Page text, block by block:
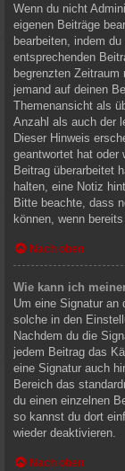
Wenn du nicht
eigenen Beiträge
bearbeiten, indem
entsprechenden
begrenzten
jemand auf deinen
Themenansicht als
Anzahl als auch der
Dieser Hinweis
geantwortet hat oder
Beitrag überarbeitet
halten, eine Notiz
Bitte beachte, dass
können, wenn
Nach oben
Wie kann ich
Um eine Signatur an
solche in den
Nachdem du die
jedem Beitrag das
eine Signatur auch
Bereich das
du einen einzelnen
so kannst du dort
wieder deaktivieren.
Nach oben